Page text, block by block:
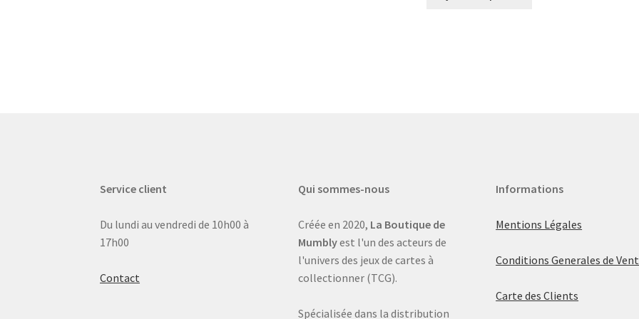
Service client
Du lundi au vendredi de 10h00 à
17h00
Contact
Qui sommes-nous
Créée en 2020, La Boutique de
Mumblyest l'un des acteurs de
l'univers des jeux de cartes à
collectionner (TCG).
Spécialisée dans la distribution
Informations
Mentions Légales
Conditions Generales de
Carte des Clients